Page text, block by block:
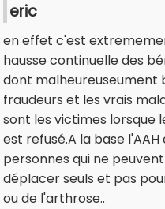
eric
en effet c'est
hausse continuelle des
dont malheureuseument
fraudeurs et les vrais
sont les victimes lorsque
est refusé.A la base
personnes qui ne
déplacer seuls et pas
ou de l'arthrose..